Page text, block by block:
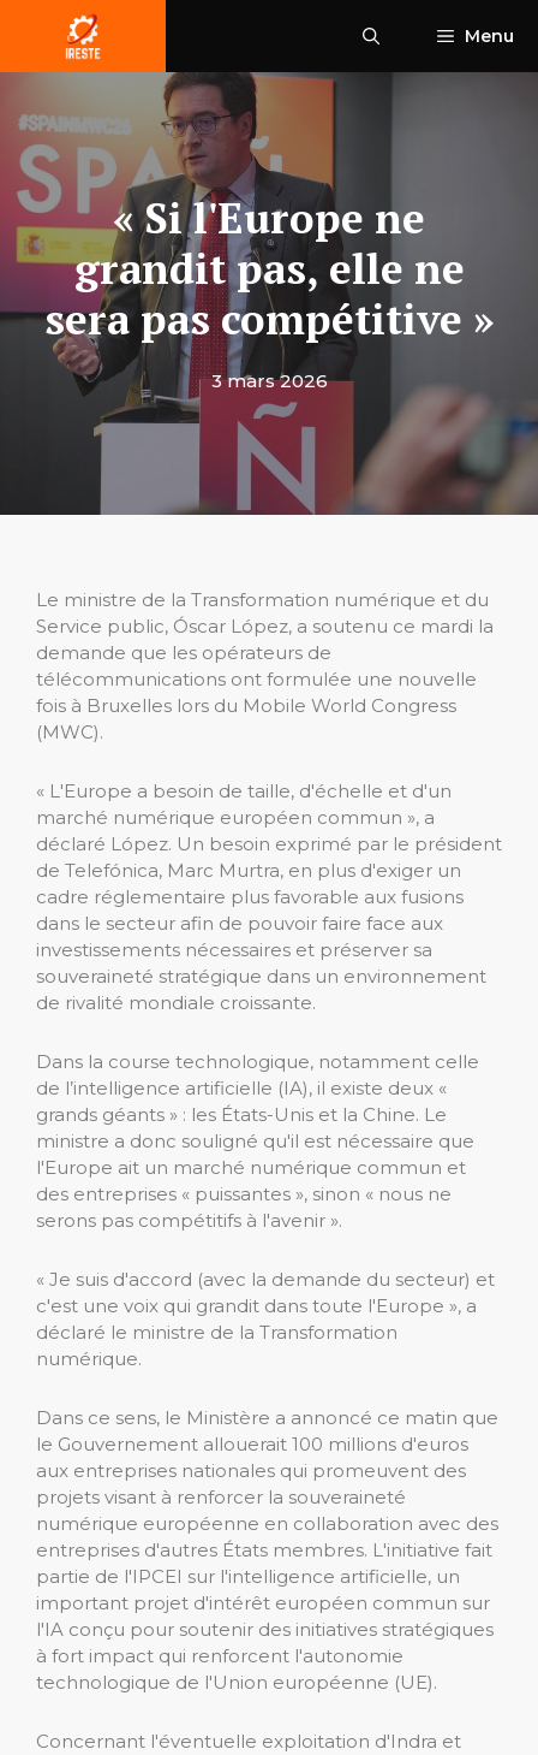
contenu
Menu
« Si l'Europe ne
grandit pas, elle ne
sera pas compétitive »
3 mars 2026
Le ministre de la Transformation numérique et du
Service public, Óscar López, a soutenu ce mardi la
demande que les opérateurs de
télécommunications ont formulée une nouvelle
fois à Bruxelles lors du Mobile World Congress
(MWC).
« L'Europe a besoin de taille, d'échelle et d'un
marché numérique européen commun », a
déclaré López. Un besoin exprimé par le président
de Telefónica, Marc Murtra, en plus d'exiger un
cadre réglementaire plus favorable aux fusions
dans le secteur afin de pouvoir faire face aux
investissements nécessaires et préserver sa
souveraineté stratégique dans un environnement
de rivalité mondiale croissante.
Dans la course technologique, notamment celle
de l’intelligence artificielle (IA), il existe deux «
grands géants » : les États-Unis et la Chine. Le
ministre a donc souligné qu'il est nécessaire que
l'Europe ait un marché numérique commun et
des entreprises « puissantes », sinon « nous ne
serons pas compétitifs à l'avenir ».
« Je suis d'accord (avec la demande du secteur) et
c'est une voix qui grandit dans toute l'Europe », a
déclaré le ministre de la Transformation
numérique.
Dans ce sens, le Ministère a annoncé ce matin que
le Gouvernement allouerait 100 millions d'euros
aux entreprises nationales qui promeuvent des
projets visant à renforcer la souveraineté
numérique européenne en collaboration avec des
entreprises d'autres États membres. L'initiative fait
partie de l'IPCEI sur l'intelligence artificielle, un
important projet d'intérêt européen commun sur
l'IA conçu pour soutenir des initiatives stratégiques
à fort impact qui renforcent l'autonomie
technologique de l'Union européenne (UE).
Concernant l'éventuelle exploitation d'Indra et